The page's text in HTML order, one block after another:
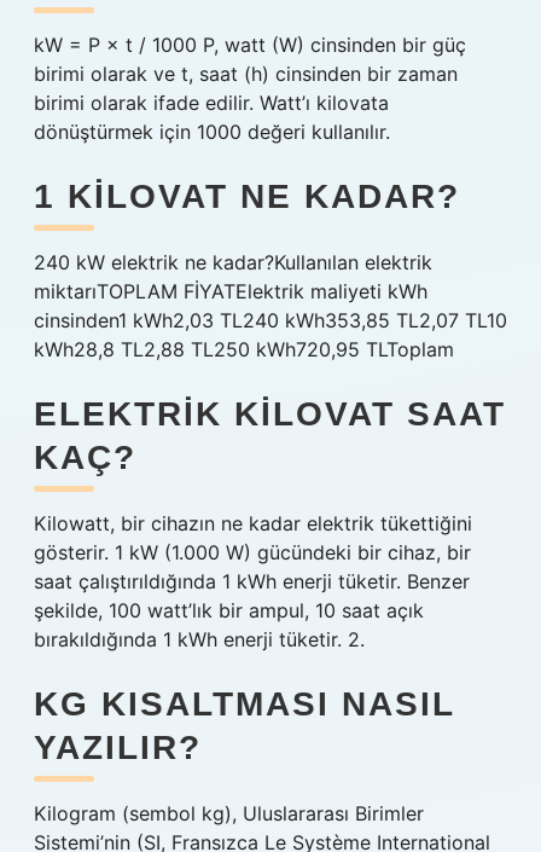
kW = P × t / 1000 P, watt (W) cinsinden bir güç
birimi olarak ve t, saat (h) cinsinden bir zaman
birimi olarak ifade edilir. Watt’ı kilovata
dönüştürmek için 1000 değeri kullanılır.
1 KILOVAT NE KADAR?
240 kW elektrik ne kadar?Kullanılan elektrik
miktarıTOPLAM FİYATElektrik maliyeti kWh
cinsinden1 kWh2,03 TL240 kWh353,85 TL2,07 TL10
kWh28,8 TL2,88 TL250 kWh720,95 TLToplam
ELEKTRIK KILOVAT SAAT
KAÇ?
Kilowatt, bir cihazın ne kadar elektrik tükettiğini
gösterir. 1 kW (1.000 W) gücündeki bir cihaz, bir
saat çalıştırıldığında 1 kWh enerji tüketir. Benzer
şekilde, 100 watt’lık bir ampul, 10 saat açık
bırakıldığında 1 kWh enerji tüketir. 2.
KG KISALTMASI NASIL
YAZILIR?
Kilogram (sembol kg), Uluslararası Birimler
Sistemi’nin (SI, Fransızca Le Système International